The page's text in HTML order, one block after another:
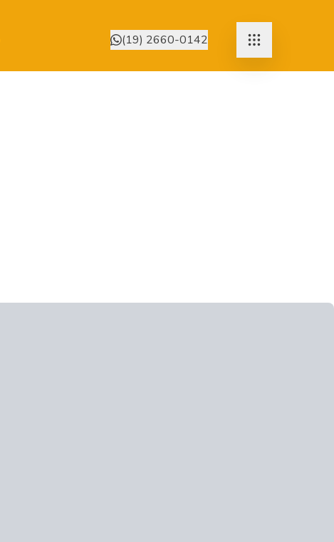
(19) 2660-0142